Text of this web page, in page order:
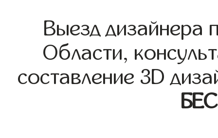
Выезд дизайнера
Области,
составление 3D